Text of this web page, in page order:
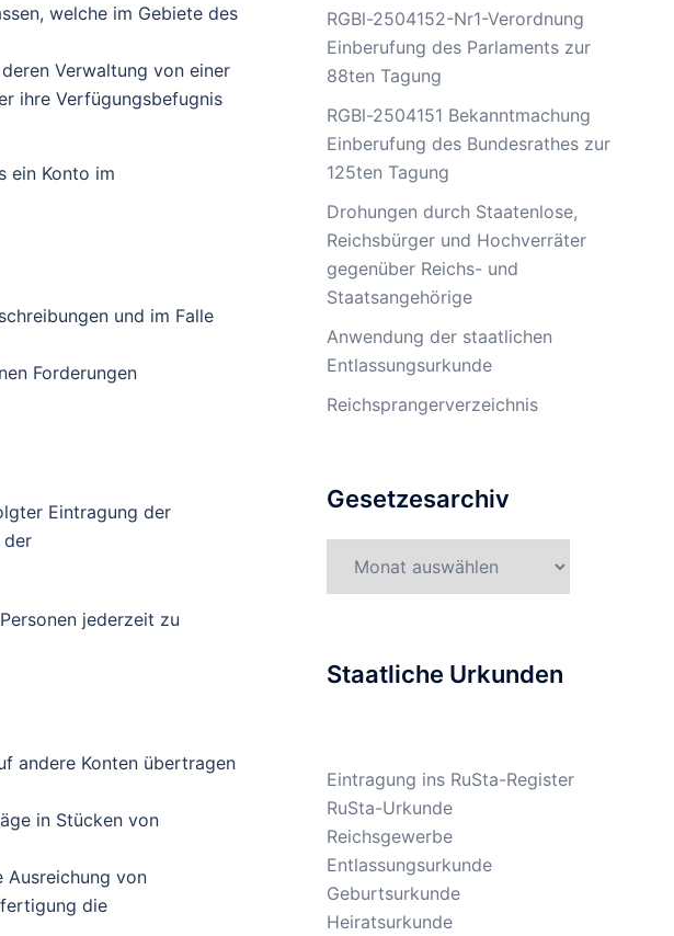
welche im Gebiete des
Verwaltung von einer
ihre Verfügungsbefugnis
ein Konto im
und im Falle
Forderungen
Eintragung der
der
jederzeit zu
andere Konten übertragen
in Stücken von
Ausreichung von
die
RGBl-2504152-Nr1-Verordnung
Einberufung des Parlaments zur
88ten Tagung
RGBl-2504151 Bekanntmachung
Einberufung des Bundesrathes zur
125ten Tagung
Drohungen durch Staatenlose,
Reichsbürger und Hochverräter
gegenüber Reichs- und
Staatsangehörige
Anwendung der staatlichen
Entlassungsurkunde
Reichsprangerverzeichnis
Gesetzesarchiv
Staatliche Urkunden
Eintragung ins RuSta-Register
RuSta-Urkunde
Reichsgewerbe
Entlassungsurkunde
Geburtsurkunde
Heiratsurkunde